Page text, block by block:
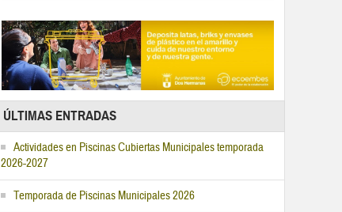
ÚLTIMAS ENTRADAS
Actividades en Piscinas Cubiertas Municipales temporada
2026-2027
Temporada de Piscinas Municipales 2026